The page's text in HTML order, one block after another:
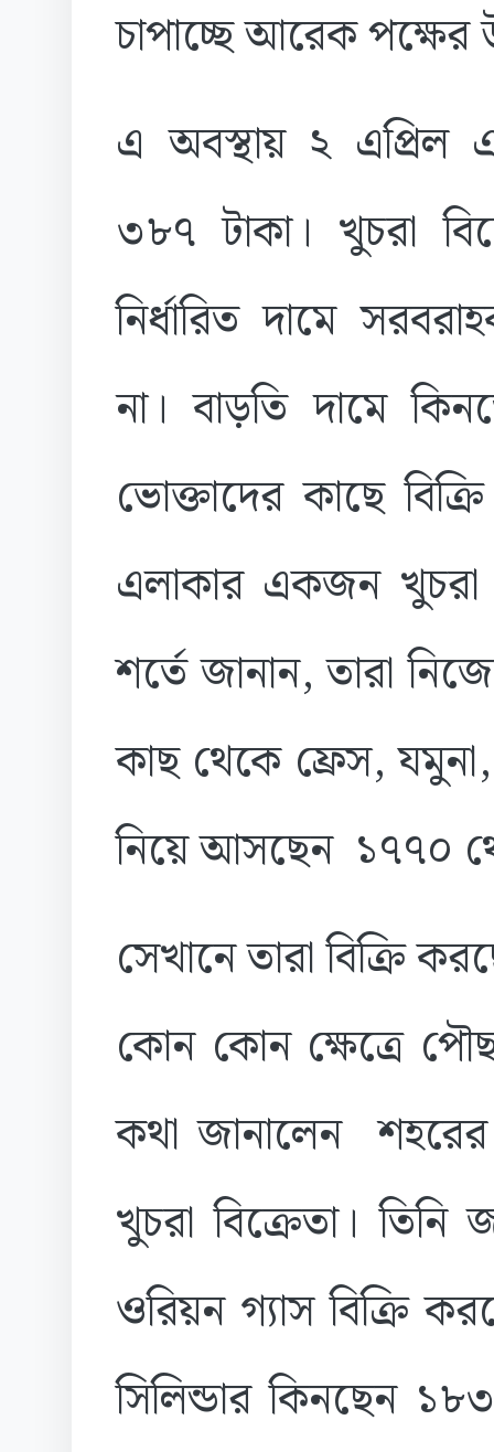
চাপাচ্ছে আরেক
এ অবস্থায় ২ এপ্রিল
৩৮৭ টাকা। খুচরা
নির্ধারিত দামে
না। বাড়তি দামে
ভোক্তাদের কাছে
এলাকার একজন খুচরা
শর্তে জানান, তারা
কাছ থেকে ফ্রেস,
নিয়ে আসছেন ১৭৭০
সেখানে তারা বিক্রি
কোন কোন ক্ষেত্রে
কথা জানালেন
খুচরা বিক্রেতা।
ওরিয়ন গ্যাস বিক্রি
সিলিন্ডার কিনছেন